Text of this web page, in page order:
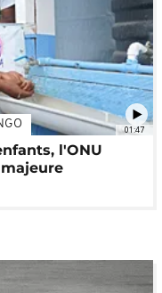
01:47
l'ONU